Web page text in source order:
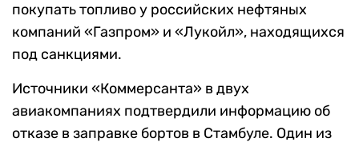
покупать топливо у российских нефтяных
компаний «Газпром» и «Лукойл», находящихся
под санкциями.
Источники «Коммерсанта» в двух
авиакомпаниях подтвердили информацию об
отказе в заправке бортов в Стамбуле. Один из